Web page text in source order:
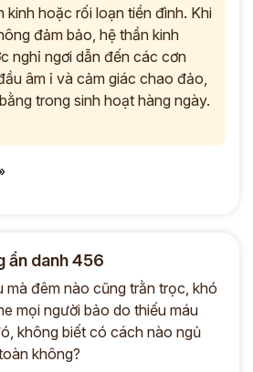
kinh hoặc rối loạn tiền đình. Khi
đảm bảo, hệ thần kinh
nghỉ ngơi dẫn đến các cơn
âm ỉ và cảm giác chao đảo,
trong sinh hoạt hàng ngày.
ẩn danh 456
mà đêm nào cũng trằn trọc, khó
mọi người bảo do thiếu máu
không biết có cách nào ngủ
không?